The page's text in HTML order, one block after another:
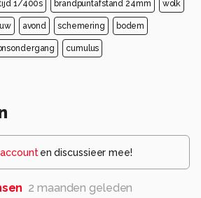
1/400s brandpuntafstand 24mm wolk
avond schemering bodem
cumulus
en discussieer mee!
2 maanden geleden